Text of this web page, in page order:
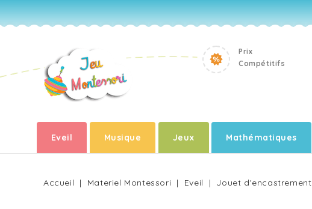
Prix
Compétitifs
Eveil Musique Jeux Mathématiques
Accueil Materiel Montessori Eveil Jouet d'encastrement